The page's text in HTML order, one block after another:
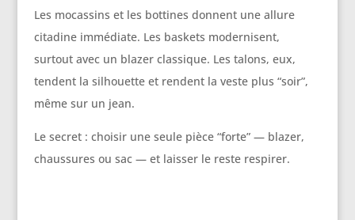
Les mocassins et les bottines donnent une allure
citadine immédiate. Les baskets modernisent,
surtout avec un blazer classique. Les talons, eux,
tendent la silhouette et rendent la veste plus “soir”,
même sur un jean.
Le secret : choisir une seule pièce “forte” — blazer,
chaussures ou sac — et laisser le reste respirer.